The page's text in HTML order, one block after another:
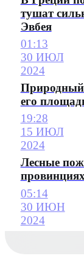
тушат
Эвбея
01:13
30 ИЮЛ
2024
Природный
его
19:28
15 ИЮЛ
2024
Лесные
05:14
30 ИЮН
2024